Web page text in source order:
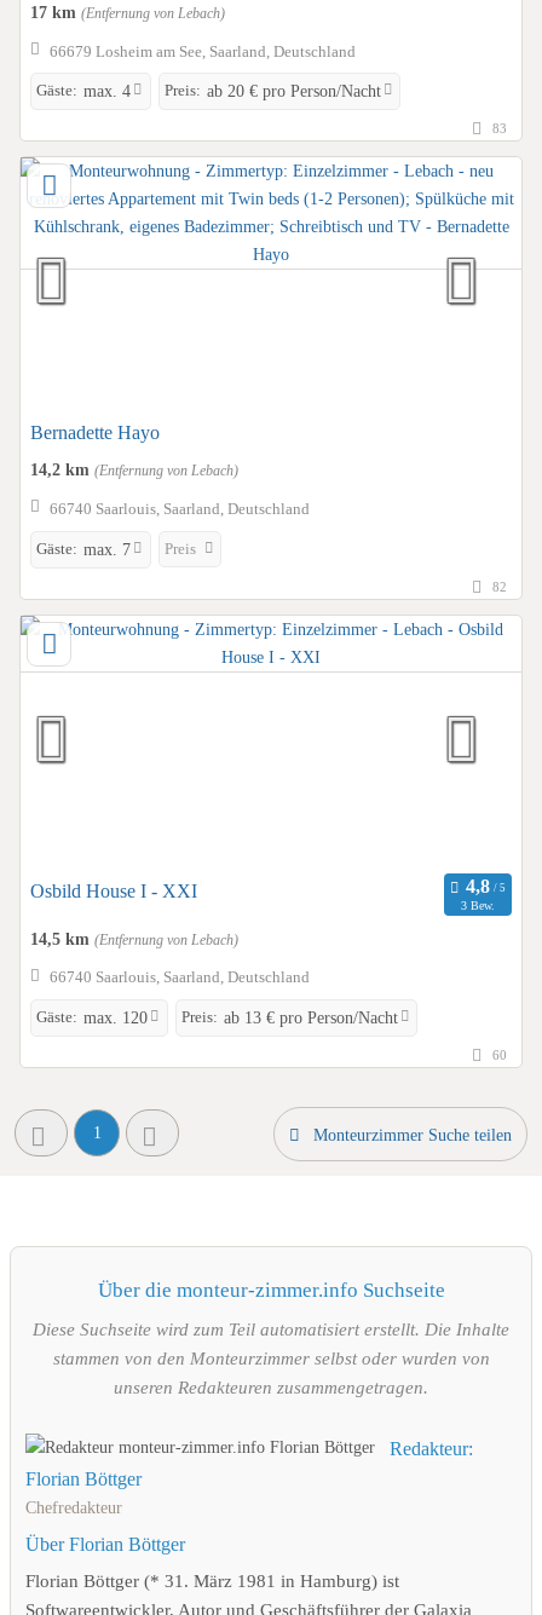
17 km (Entfernung von Lebach)
66679 Losheim am See, Saarland, Deutschland
Gäste: max. 4 Preis: ab 20 € pro Person/Nacht
83
Bernadette Hayo
14,2 km (Entfernung von Lebach)
66740 Saarlouis, Saarland, Deutschland
Gäste: max. 7 Preis
82
Osbild House I - XXI
3 Bew.
14,5 km (Entfernung von Lebach)
66740 Saarlouis, Saarland, Deutschland
Gäste: max. 120 Preis: ab 13 € pro Person/Nacht
60
1 Monteurzimmer Suche teilen
Über die monteur-zimmer.info Suchseite
Diese Suchseite wird zum Teil automatisiert erstellt. Die Inhalte
stammen von den Monteurzimmer selbst oder wurden von
unseren Redakteuren zusammengetragen.
Redakteur:
Florian Böttger
Chefredakteur
Über Florian Böttger
Florian Böttger (* 31. März 1981 in Hamburg) ist
Softwareentwickler, Autor und Geschäftsführer der Galaxia